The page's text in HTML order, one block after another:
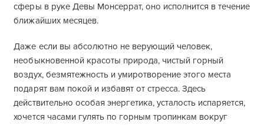
сферы в руке Девы Монсеррат, оно исполнится в течение
ближайших месяцев.
Даже если вы абсолютно не верующий человек,
необыкновенной красоты природа, чистый горный
воздух, безмятежность и умиротворение этого места
подарят вам покой и избавят от стресса. Здесь
действительно особая энергетика, усталость испаряется,
хочется часами гулять по горным тропинкам вокруг